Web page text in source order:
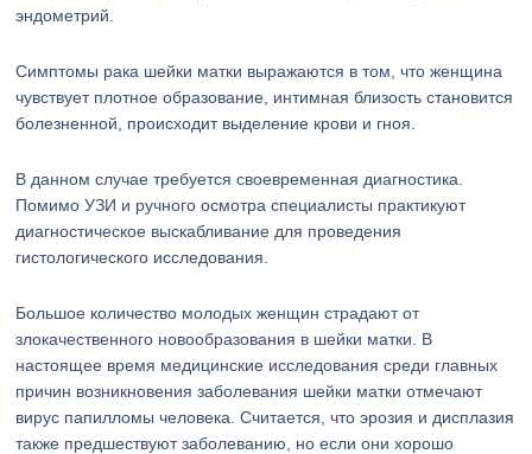
эндометрий.
Симптомы рака шейки матки выражаются в том, что женщина
чувствует плотное образование, интимная близость становится
болезненной, происходит выделение крови и гноя.
В данном случае требуется своевременная диагностика.
Помимо УЗИ и ручного осмотра специалисты практикуют
диагностическое выскабливание для проведения
гистологического исследования.
Большое количество молодых женщин страдают от
злокачественного новообразования в шейки матки. В
настоящее время медицинские исследования среди главных
причин возникновения заболевания шейки матки отмечают
вирус папилломы человека. Считается, что эрозия и дисплазия
также предшествуют заболеванию, но если они хорошо